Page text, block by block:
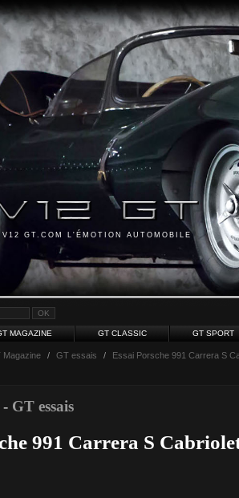
V12 GT.COM L'ÉMOTION AUTOMOBILE
MAGAZINE GT CLASSIC GT SPORT
Magazine / GT essais / Essai Porsche 991 Carrera S
- GT essais
991 Carrera S